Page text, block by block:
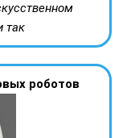
так
роботов